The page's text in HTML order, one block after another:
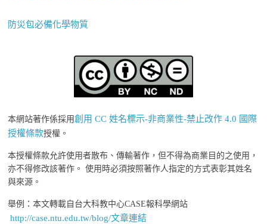
防災包必備化學物質
本網站著作係採用創用 CC 姓名標示-非商業性-禁止改作 4.0 國際
授權條款授權。
本授權條款允許使用者散布、傳輸著作，但不得為商業目的之使用，
亦不得修改該著作。 使用時必須按照著作人指定的方式表彰其姓名
與來源。
舉例：本文轉載自台大科教中心CASE報科學網站
http://case.ntu.edu.tw/blog/文章連結